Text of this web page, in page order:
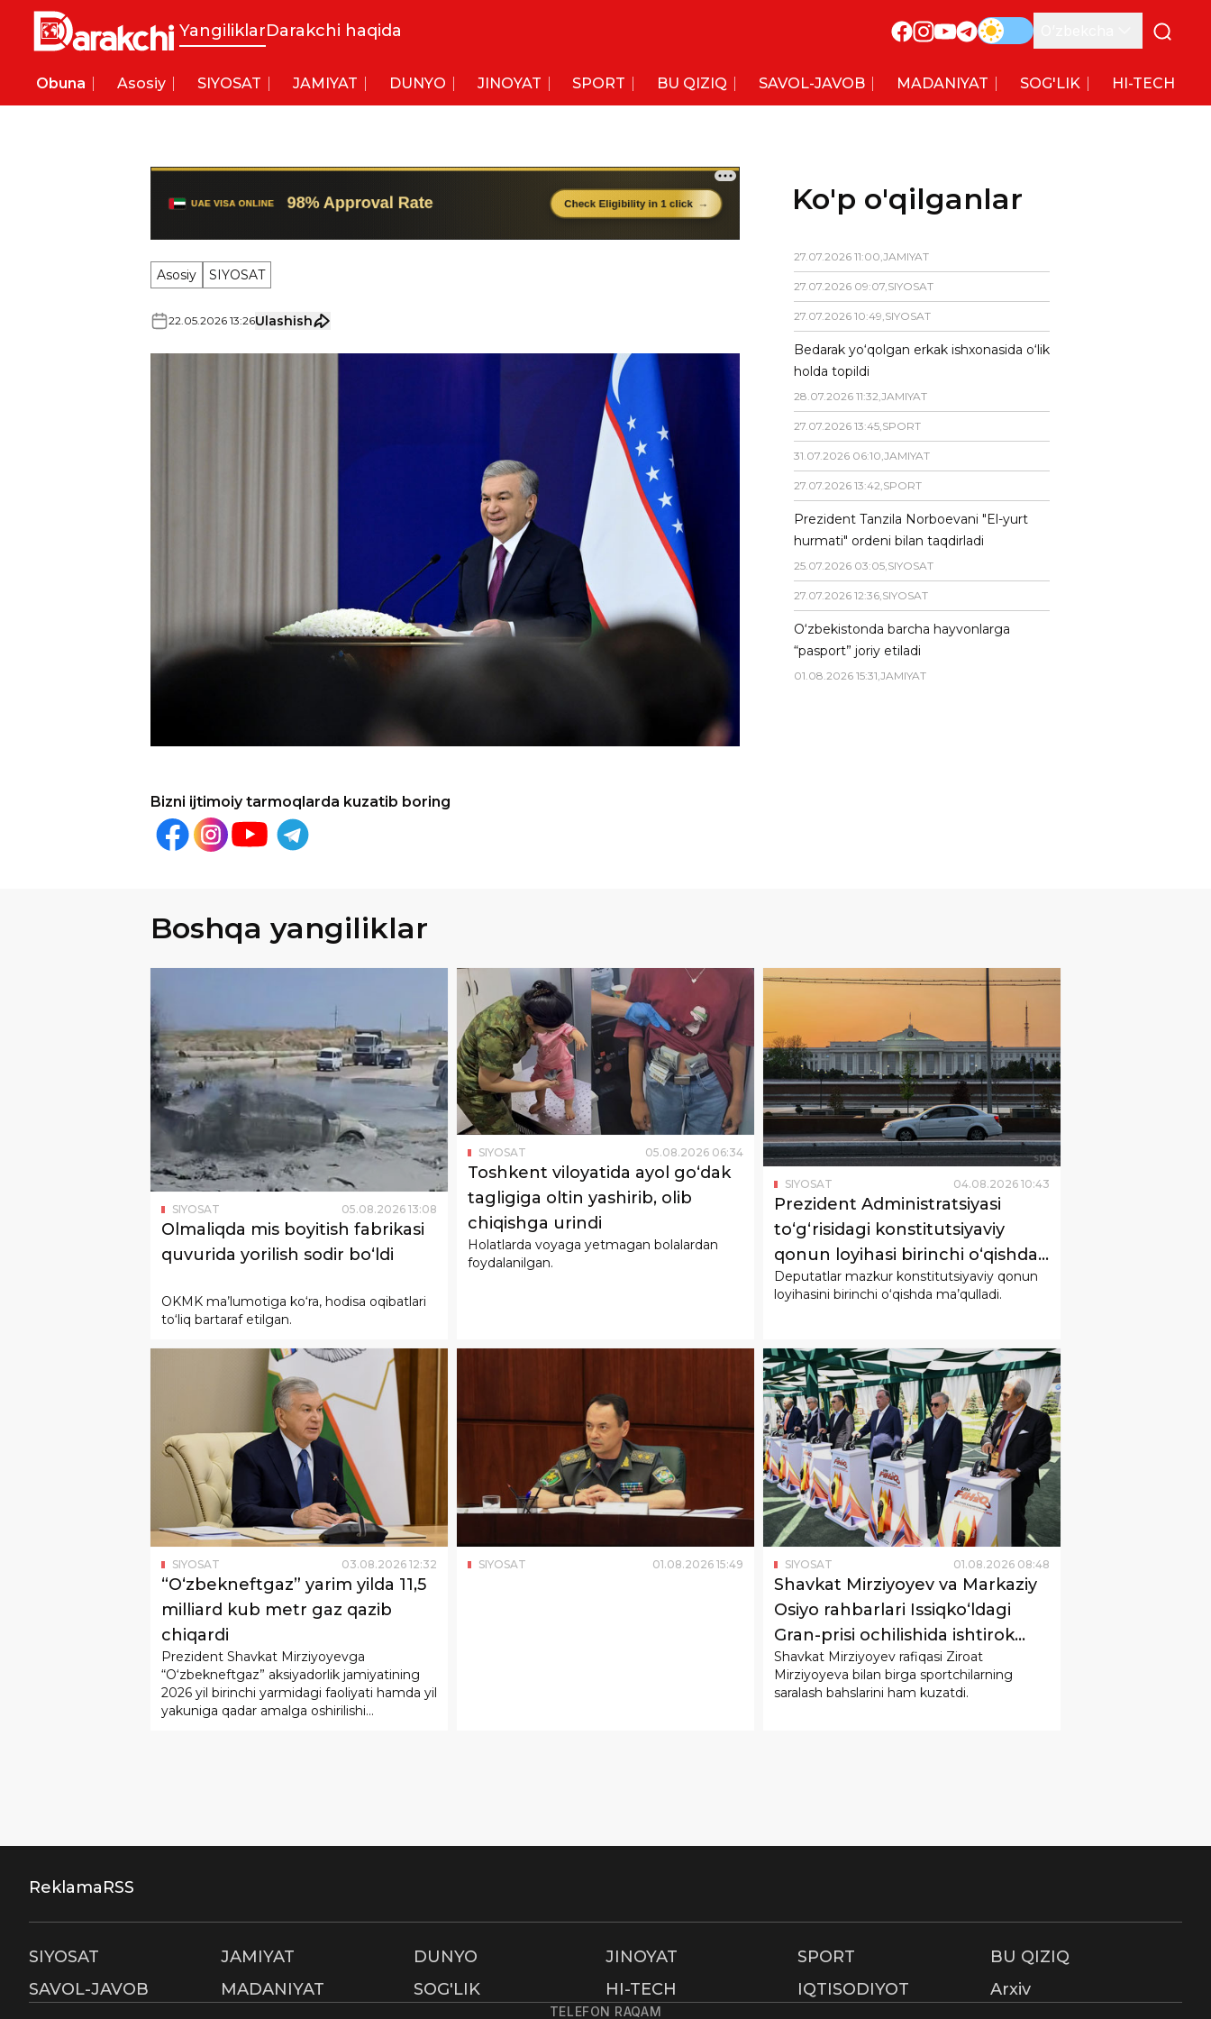
YangiliklarDarakchi haqida
Obuna Asosiy SIYOSAT JAMIYAT DUNYO JINOYAT SPORT BU QIZIQ SAVOL-JAVOB MADANIYAT SOG'LIK HI-TECH
Asosiy SIYOSAT
22 05 2026 13:26Ulashish
Bizni ijtimoiy tarmoqlarda kuzatib boring
Ko'p o'qilganlar
27.07.2026 11:00,JAMIYAT
27.07.2026 09:07,SIYOSAT
27.07.2026 10:49,SIYOSAT
Bedarak yo‘qolgan erkak ishxonasida o‘lik
holda topildi
28.07.2026 11:32,JAMIYAT
27.07.2026 13:45,SPORT
31.07.2026 06:10,JAMIYAT
27.07.2026 13:42,SPORT
Prezident Tanzila Norboevani "El-yurt
hurmati" ordeni bilan taqdirladi
25.07.2026 03:05,SIYOSAT
27.07.2026 12:36,SIYOSAT
O‘zbekistonda barcha hayvonlarga
“pasport” joriy etiladi
01.08.2026 15:31,JAMIYAT
Boshqa yangiliklar
SIYOSAT 05.08.2026 13:08
Olmaliqda mis boyitish fabrikasi
quvurida yorilish sodir bo‘ldi
OKMK ma’lumotiga ko‘ra, hodisa oqibatlari
to‘liq bartaraf etilgan.
SIYOSAT 05.08.2026 06:34
Toshkent viloyatida ayol go‘dak
tagligiga oltin yashirib, olib
chiqishga urindi
Holatlarda voyaga yetmagan bolalardan
foydalanilgan.
SIYOSAT 04.08.2026 10:43
Prezident Administratsiyasi
to‘g‘risidagi konstitutsiyaviy
qonun loyihasi birinchi o‘qishda
qabul qilindi.
Deputatlar mazkur konstitutsiyaviy qonun
loyihasini birinchi o‘qishda ma’qulladi.
SIYOSAT 03.08.2026 12:32
“Oʻzbekneftgaz” yarim yilda 11,5
milliard kub metr gaz qazib
chiqardi
Prezident Shavkat Mirziyoyevga
“O‘zbekneftgaz” aksiyadorlik jamiyatining
2026 yil birinchi yarmidagi faoliyati hamda yil
yakuniga qadar amalga oshirilishi
SIYOSAT 01.08.2026 15:49 SIYOSAT 01.08.2026 08:48
Shavkat Mirziyoyev va Markaziy
Osiyo rahbarlari Issiqko‘ldagi
Gran-prisi ochilishida ishtirok
etdi.
Shavkat Mirziyoyev rafiqasi Ziroat
Mirziyoyeva bilan birga sportchilarning
saralash bahslarini ham kuzatdi.
ReklamaRSS
SIYOSAT JAMIYAT DUNYO JINOYAT SPORT
BU QIZIQ
SAVOL-JAVOB
MADANIYAT SOG'LIK HI-TECH IQTISODIYOT Arxiv
TELEFON RAQAM